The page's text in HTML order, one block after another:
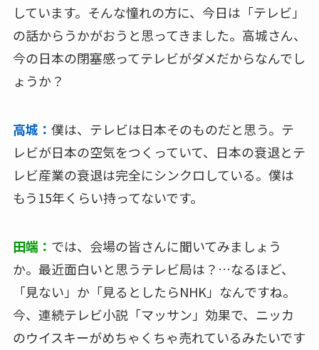
しています。そんな憧れの方に、今日は「テレビ」
の話からうかがおうと思ってきました。高城さん、
今の日本の閉塞感ってテレビがダメだからなんでし
ょうか？
高城： 僕は、テレビは日本そのものだと思う。テ
レビが日本の空気をつくっていて、日本の衰退とテ
レビ産業の衰退は完全にシンクロしている。僕は
もう15年くらい持ってないです。
田端： では、会場の皆さんに聞いてみましょう
か。最近面白いと思うテレビ局は？…なるほど、
「見ない」か「見るとしたらNHK」なんですね。
今、連続テレビ小説「マッサン」効果で、ニッカ
のウイスキーがめちゃくちゃ売れているみたいです